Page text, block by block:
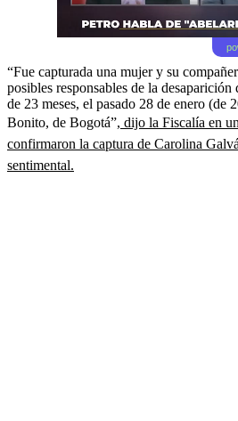
“Fue capturada una mujer y su
posibles responsables de la
de 23 meses, el pasado 28 de enero (de
Bonito, de Bogotá”, dijo la Fiscalía en
confirmaron la captura de Carolina
sentimental.